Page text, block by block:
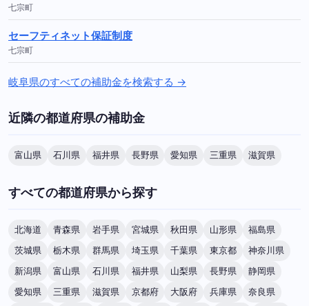
七宗町
セーフティネット保証制度
七宗町
岐阜県のすべての補助金を検索する →
近隣の都道府県の補助金
富山県 石川県 福井県 長野県 愛知県 三重県 滋賀県
すべての都道府県から探す
北海道 青森県 岩手県 宮城県 秋田県 山形県
福島県
茨城県
栃木県 群馬県 埼玉県 千葉県 東京都
神奈川県
新潟県
富山県 石川県 福井県 山梨県 長野県
静岡県
愛知県
三重県 滋賀県 京都府 大阪府 兵庫県
奈良県